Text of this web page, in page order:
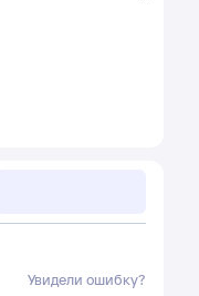
Увидели ошибку?